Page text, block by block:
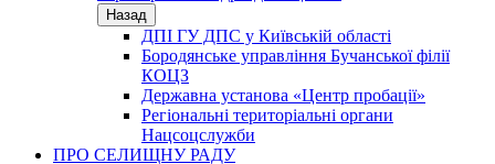
Назад
ДПІ ГУ ДПС у Київській області
Бородянське управління Бучанської філії
КОЦЗ
Державна установа «Центр пробації»
Регіональні територіальні органи
Нацсоцслужби
ПРО СЕЛИЩНУ РАДУ